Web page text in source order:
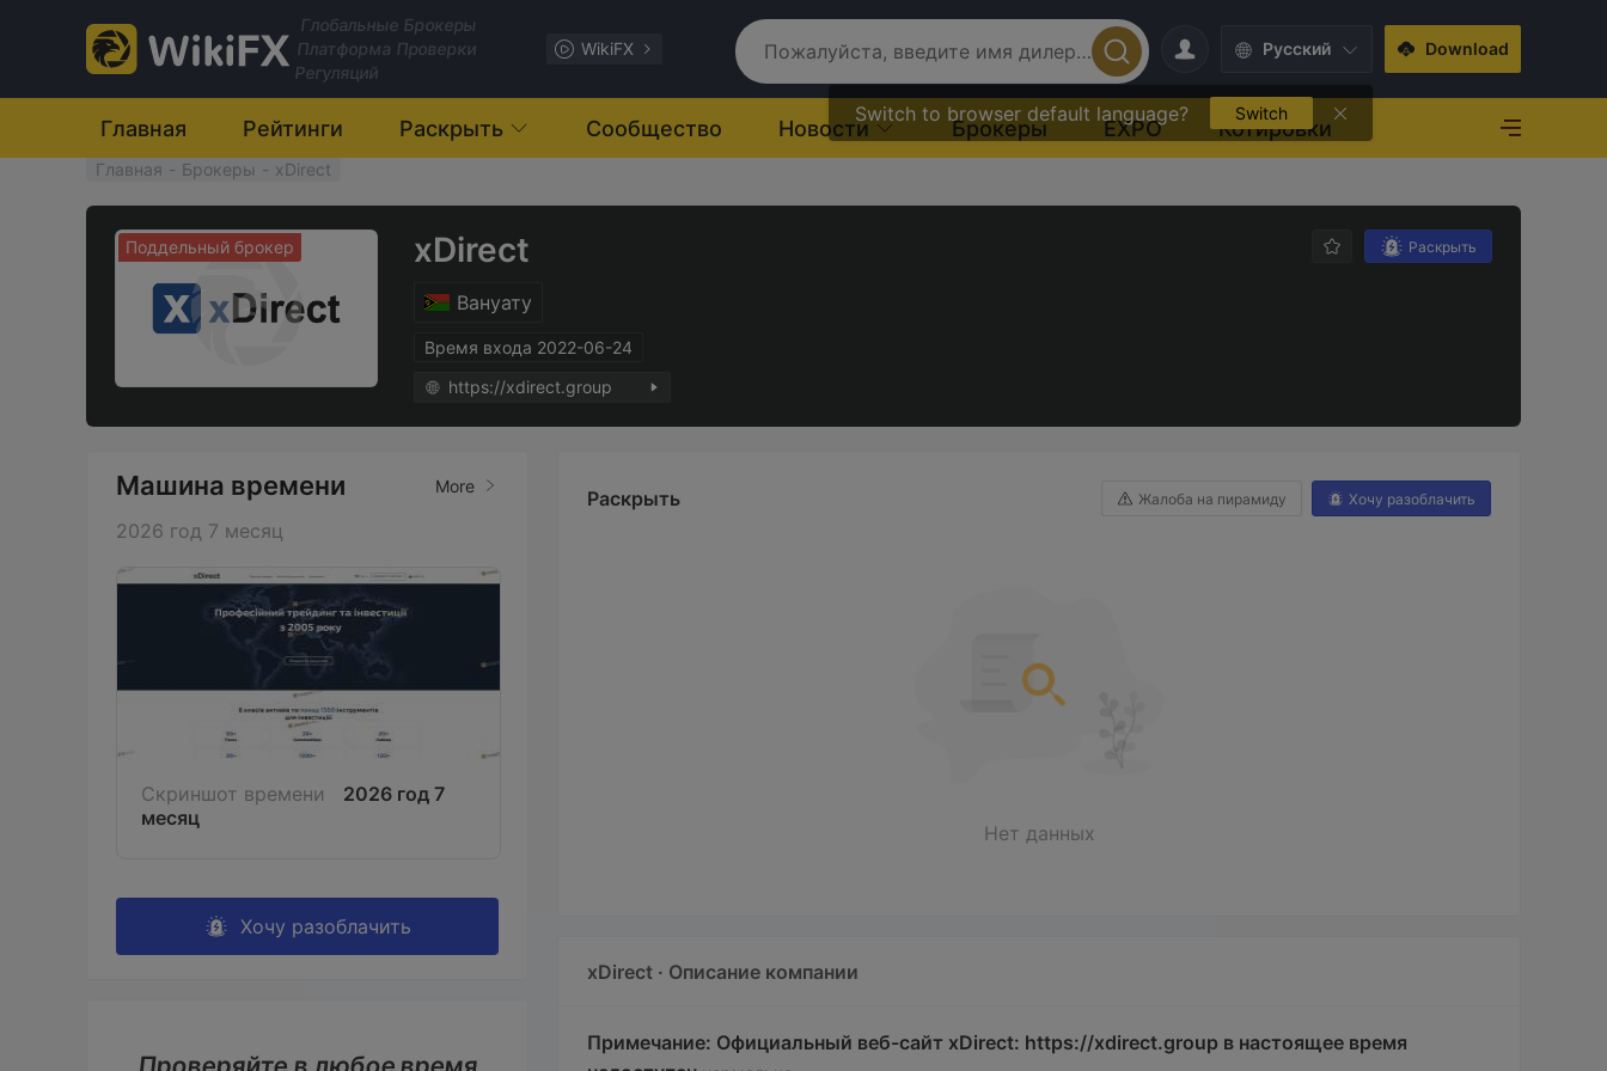
Глобальные Брокеры
Платформа Проверки
Регуляций
WikiFX Pусский
Switch to browser default language? Switch
Download
Главная Рейтинги Раскрыть Сообщество Новости Брокеры EXPO Котировки
Главная - Брокеры - xDirect
Поддельный брокер xDirect
Вануату
Время входа 2022-06-24
https://xdirect.group
Раскрыть
Машина времени More
2026 год 7 месяц
Скриншот времени
2026 год 7
месяц
Хочу разоблачить
Раскрыть Жалоба на пирамиду Хочу разоблачить
Нет данных
xDirect · Описание компании
Примечание: Официальный веб-сайт xDirect: https://xdirect.group в настоящее время